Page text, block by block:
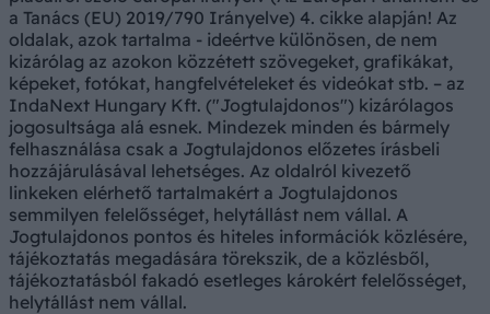
a Tanács (EU) 2019/790 Irányelve) 4. cikke alapján! Az
oldalak, azok tartalma - ideértve különösen, de nem
kizárólag az azokon közzétett szövegeket, grafikákat,
képeket, fotókat, hangfelvételeket és videókat stb. – az
IndaNext Hungary Kft. ("Jogtulajdonos") kizárólagos
jogosultsága alá esnek. Mindezek minden és bármely
felhasználása csak a Jogtulajdonos előzetes írásbeli
hozzájárulásával lehetséges. Az oldalról kivezető
linkeken elérhető tartalmakért a Jogtulajdonos
semmilyen felelősséget, helytállást nem vállal. A
Jogtulajdonos pontos és hiteles információk közlésére,
tájékoztatás megadására törekszik, de a közlésből,
tájékoztatásból fakadó esetleges károkért felelősséget,
helytállást nem vállal.